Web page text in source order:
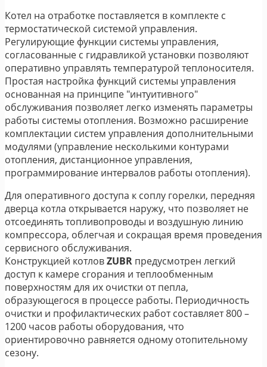
Котел на отработке поставляется в комплекте с
термостатической системой управления.
Регулирующие функции системы управления,
согласованные с гидравликой установки позволяют
оперативно управлять температурой теплоносителя.
Простая настройка функций системы управления
основанная на принципе "интуитивного"
обслуживания позволяет легко изменять параметры
работы системы отопления. Возможно расширение
комплектации систем управления дополнительными
модулями (управление несколькими контурами
отопления, дистанционное управления,
программирование интервалов работы отопления).
Для оперативного доступа к соплу горелки, передняя
дверца котла открывается наружу, что позволяет не
отсоединять топливопроводы и воздушную линию
компрессора, облегчая и сокращая время проведения
сервисного обслуживания.
Конструкцией котловZUBR предусмотрен легкий
доступ к камере сгорания и теплообменным
поверхностям для их очистки от пепла,
образующегося в процессе работы. Периодичность
очистки и профилактических работ составляет 800 –
1200 часов работы оборудования, что
ориентировочно равняется одному отопительному
сезону.